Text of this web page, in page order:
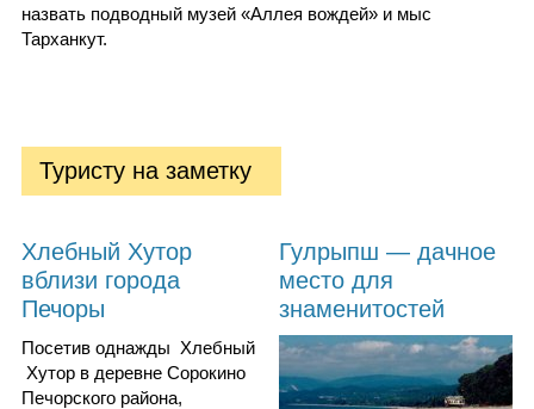
назвать подводный музей «Аллея вождей» и мыс
Тарханкут.
Туристу на заметку
Хлебный Хутор
вблизи города
Печоры
Посетив однажды Хлебный
Хутор в деревне Сорокино
Печорского района,
Гулрыпш — дачное
место для
знаменитостей